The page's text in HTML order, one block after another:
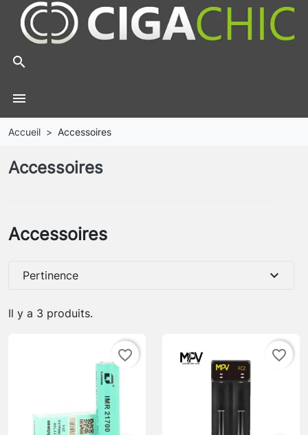
search
menu
Accueil Accessoires
Accessoires
Accessoires
Il y a 3 produits.
Pertinence expand_more
favorite_border favorite_border